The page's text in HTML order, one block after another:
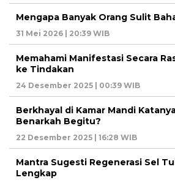
Mengapa Banyak Orang Sulit
31 Mei 2026 | 20:39 WIB
Memahami Manifestasi Secara
ke Tindakan
24 Desember 2025 | 00:39 WIB
Berkhayal di Kamar Mandi
Benarkah Begitu?
22 Desember 2025 | 16:28 WIB
Mantra Sugesti Regenerasi Sel
Lengkap